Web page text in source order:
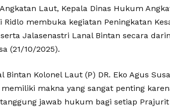
Laut, Kepala Dinas Hukum
membuka kegiatan Peningkatan
Jalasenastri Lanal Bintan secara
(21/10/2025).
Kolonel Laut (P) DR. Eko Agus
makna yang sangat penting
jawab hukum bagi setiap